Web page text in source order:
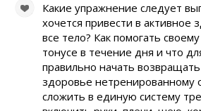
Какие упражнение следует
хочется привести в активное
все тело? Как помогать
тонусе в течение дня и что
правильно начать
здоровье нетренированному
сложить в единую систему